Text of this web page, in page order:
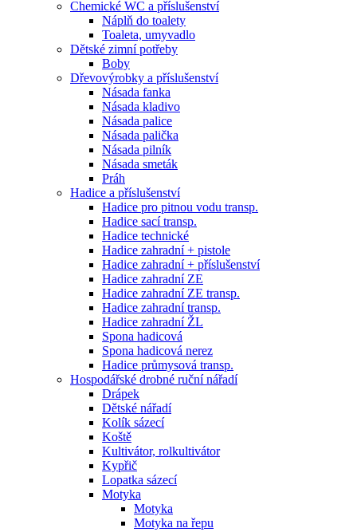
Chemické WC a příslušenství
Náplň do toalety
Toaleta, umyvadlo
Dětské zimní potřeby
Boby
Dřevovýrobky a příslušenství
Násada fanka
Násada kladivo
Násada palice
Násada palička
Násada pilník
Násada smeták
Práh
Hadice a příslušenství
Hadice pro pitnou vodu transp.
Hadice sací transp.
Hadice technické
Hadice zahradní + pistole
Hadice zahradní + příslušenství
Hadice zahradní ZE
Hadice zahradní ZE transp.
Hadice zahradní transp.
Hadice zahradní ŽL
Spona hadicová
Spona hadicová nerez
Hadice průmysová transp.
Hospodářské drobné ruční nářadí
Drápek
Dětské nářadí
Kolík sázecí
Koště
Kultivátor, rolkultivátor
Kypřič
Lopatka sázecí
Motyka
Motyka
Motyka na řepu